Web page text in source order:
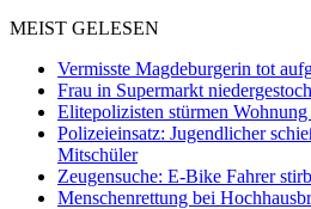
MEIST GELESEN
Vermisste Magdeburgerin tot
Frau in Supermarkt
Elitepolizisten stürmen
Polizeieinsatz: Jugendlicher
Mitschüler
Zeugensuche: E-Bike Fahrer
Menschenrettung bei